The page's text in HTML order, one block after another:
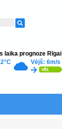
laika prognoze Rīgai
Vējš: 6m/s